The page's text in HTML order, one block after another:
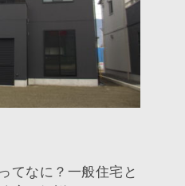
てなに？一般住宅と